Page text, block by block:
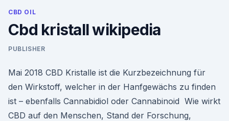
CBD OIL
Cbd kristall wikipedia
PUBLISHER
Mai 2018 CBD Kristalle ist die Kurzbezeichnung für
den Wirkstoff, welcher in der Hanfgewächs zu finden
ist – ebenfalls Cannabidiol oder Cannabinoid Wie wirkt
CBD auf den Menschen, Stand der Forschung,